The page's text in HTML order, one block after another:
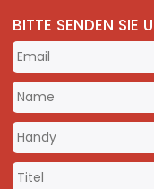
BITTE SENDEN SIE